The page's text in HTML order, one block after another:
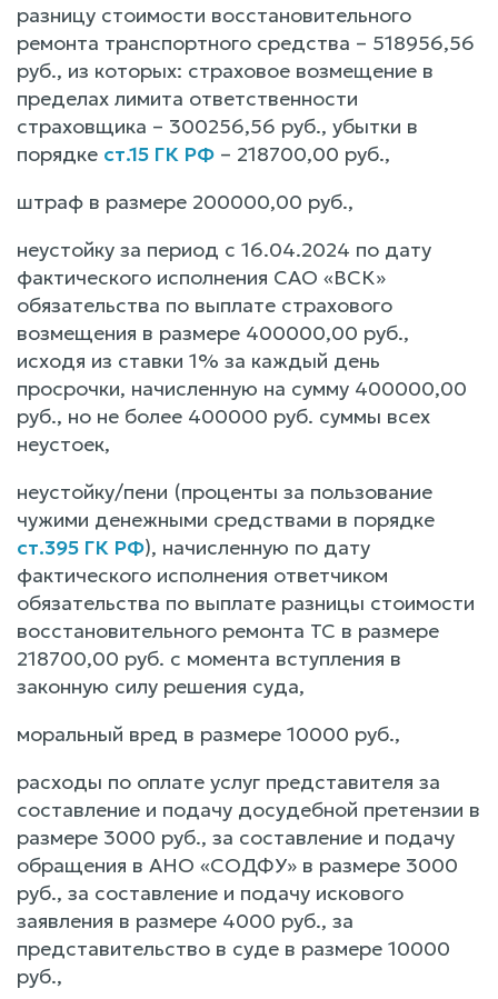
разницу стоимости восстановительного
ремонта транспортного средства – 518956,56
руб., из которых: страховое возмещение в
пределах лимита ответственности
страховщика – 300256,56 руб., убытки в
порядке ст.15 ГК РФ – 218700,00 руб.,
штраф в размере 200000,00 руб.,
неустойку за период с 16.04.2024 по дату
фактического исполнения САО «ВСК»
обязательства по выплате страхового
возмещения в размере 400000,00 руб.,
исходя из ставки 1% за каждый день
просрочки, начисленную на сумму 400000,00
руб., но не более 400000 руб. суммы всех
неустоек,
неустойку/пени (проценты за пользование
чужими денежными средствами в порядке
ст.395 ГК РФ), начисленную по дату
фактического исполнения ответчиком
обязательства по выплате разницы стоимости
восстановительного ремонта ТС в размере
218700,00 руб. с момента вступления в
законную силу решения суда,
моральный вред в размере 10000 руб.,
расходы по оплате услуг представителя за
составление и подачу досудебной претензии в
размере 3000 руб., за составление и подачу
обращения в АНО «СОДФУ» в размере 3000
руб., за составление и подачу искового
заявления в размере 4000 руб., за
представительство в суде в размере 10000
руб.,